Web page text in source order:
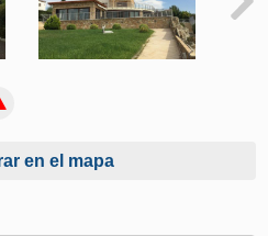
en el mapa